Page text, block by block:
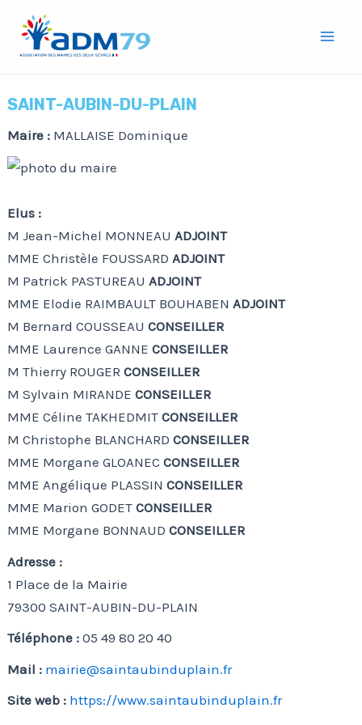
contenu
SAINT-AUBIN-DU-PLAIN
Maire : MALLAISE Dominique
Elus :
M Jean-Michel MONNEAUADJOINT
MME Christèle FOUSSARDADJOINT
M Patrick PASTUREAUADJOINT
MME Elodie RAIMBAULT BOUHABENADJOINT
M Bernard COUSSEAUCONSEILLER
MME Laurence GANNECONSEILLER
M Thierry ROUGERCONSEILLER
M Sylvain MIRANDECONSEILLER
MME Céline TAKHEDMITCONSEILLER
M Christophe BLANCHARDCONSEILLER
MME Morgane GLOANECCONSEILLER
MME Angélique PLASSINCONSEILLER
MME Marion GODETCONSEILLER
MME Morgane BONNAUDCONSEILLER
Adresse :
1 Place de la Mairie
79300 SAINT-AUBIN-DU-PLAIN
Téléphone :05 49 80 20 40
Mail : mairie@saintaubinduplain.fr
Site web : https://www.saintaubinduplain.fr